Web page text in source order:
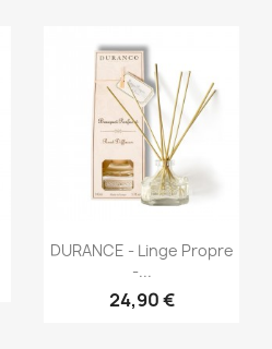
Aperçu rapide
DURANCE - Linge Propre
-...
24,90 €